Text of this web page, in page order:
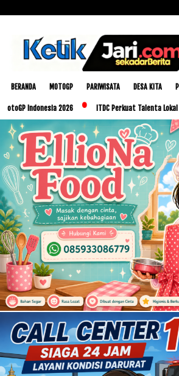
BERANDA MOTOGP PARIWISATA DESA KITA
Indonesia 2026 ITDC Perkuat Talenta Lokal dan